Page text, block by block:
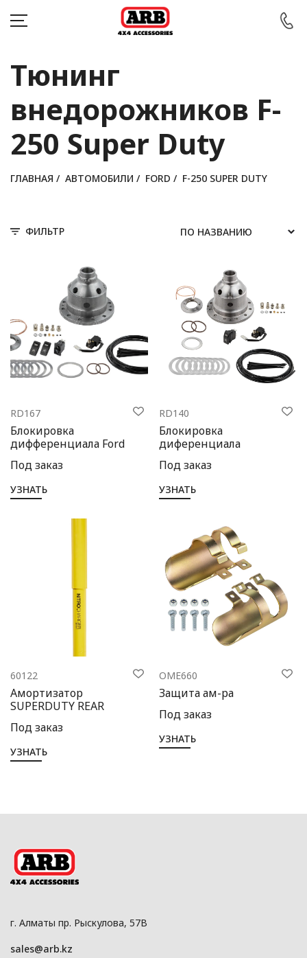
КАТАЛОГ
АВТОМОБИЛИ
АКЦИИ
ПОКУПАТЕЛЯМ
Выбор языка
Выбор валюты
Тюнинг
внедорожников F-
250 Super Duty
ГЛАВНАЯ / АВТОМОБИЛИ / FORD / F-250 SUPER DUTY
ФИЛЬТР
RD167
Блокировка
дифференциала Ford
Под заказ
УЗНАТЬ
RD140
Блокировка
диференциала
Под заказ
УЗНАТЬ
60122
Амортизатор
SUPERDUTY REAR
Под заказ
УЗНАТЬ
OME660
Защита ам-ра
Под заказ
УЗНАТЬ
г. Алматы пр. Рыскулова, 57В
sales@arb.kz